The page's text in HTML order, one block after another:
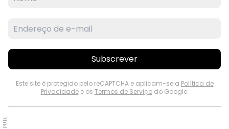
Subscrever
Este site é protegido pelo reCAPTCHA e aplicam-se a Política de
Privacidadee os Termos de Serviçodo Google.
PUB.